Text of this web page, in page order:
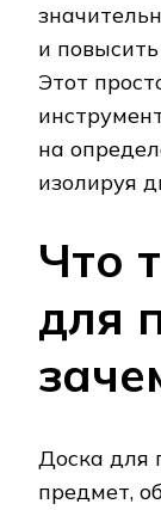
и
Этот
на
изолируя
Что
для
Доска для
предмет,